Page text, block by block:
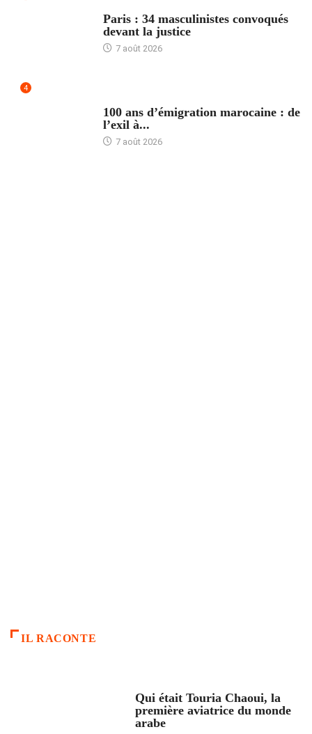
Paris : 34 masculinistes convoqués
devant la justice
7 août 2026
4
100 ans d’émigration marocaine : de
l’exil à...
7 août 2026
IL RACONTE
Qui était Touria Chaoui, la
première aviatrice du monde
arabe